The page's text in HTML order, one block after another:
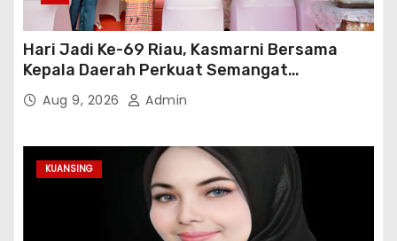
Hari Jadi Ke-69 Riau, Kasmarni Bersama
Kepala Daerah Perkuat Semangat
Membangun Negeri
Aug 9, 2026 Admin
KUANSING